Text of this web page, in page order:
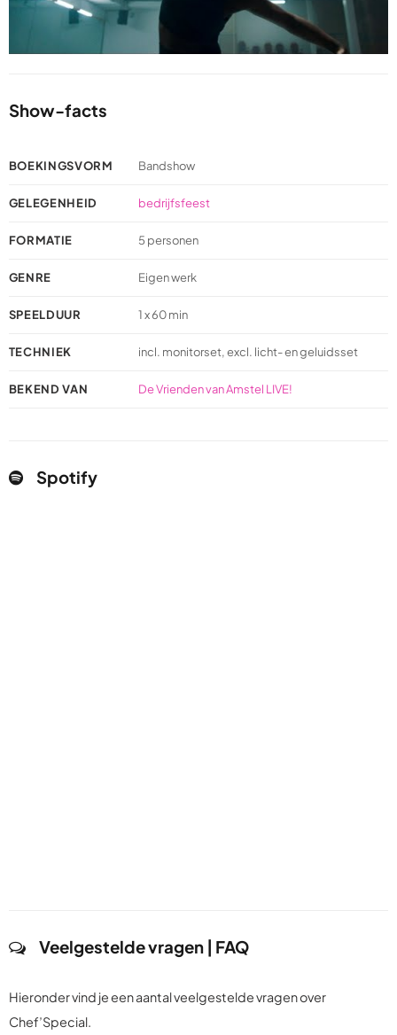
Show-facts
BOEKINGSVORM Bandshow
GELEGENHEID bedrijfsfeest
FORMATIE 5 personen
GENRE Eigen werk
SPEELDUUR 1 x 60 min
TECHNIEK incl. monitorset, excl. licht- en geluidsset
BEKEND VAN De Vrienden van Amstel LIVE!
Spotify
Veelgestelde vragen | FAQ
Hieronder vind je een aantal veelgestelde vragen over
Chef’Special.